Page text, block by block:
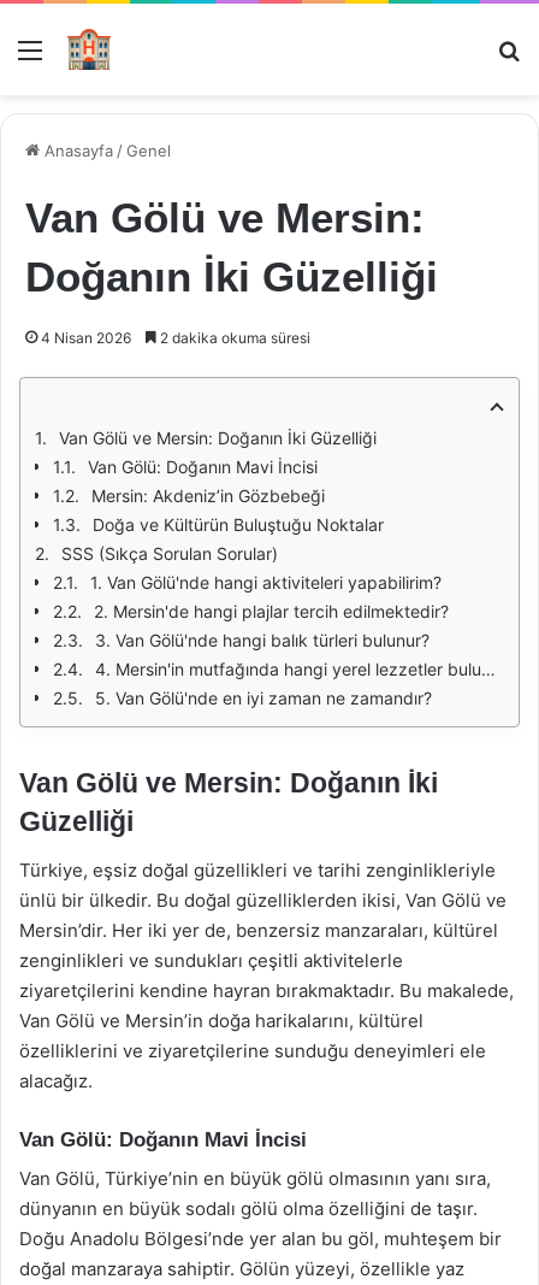
Menü
Anasayfa /Genel
Van Gölü ve Mersin:
Doğanın İki Güzelliği
4 Nisan 2026 2 dakika okuma süresi
Van Gölü ve Mersin: Doğanın İki Güzelliği
Van Gölü: Doğanın Mavi İncisi
Mersin: Akdeniz’in Gözbebeği
Doğa ve Kültürün Buluştuğu Noktalar
SSS (Sıkça Sorulan Sorular)
1. Van Gölü'nde hangi aktiviteleri yapabilirim?
2. Mersin'de hangi plajlar tercih edilmektedir?
3. Van Gölü'nde hangi balık türleri bulunur?
4. Mersin'in mutfağında hangi yerel lezzetler bulunur?
5. Van Gölü'nde en iyi zaman ne zamandır?
Van Gölü ve Mersin: Doğanın İki
Güzelliği
Türkiye, eşsiz doğal güzellikleri ve tarihi zenginlikleriyle
ünlü bir ülkedir. Bu doğal güzelliklerden ikisi, Van Gölü ve
Mersin’dir. Her iki yer de, benzersiz manzaraları, kültürel
zenginlikleri ve sundukları çeşitli aktivitelerle
ziyaretçilerini kendine hayran bırakmaktadır. Bu makalede,
Van Gölü ve Mersin’in doğa harikalarını, kültürel
özelliklerini ve ziyaretçilerine sunduğu deneyimleri ele
alacağız.
Van Gölü: Doğanın Mavi İncisi
Van Gölü, Türkiye’nin en büyük gölü olmasının yanı sıra,
dünyanın en büyük sodalı gölü olma özelliğini de taşır.
Doğu Anadolu Bölgesi’nde yer alan bu göl, muhteşem bir
doğal manzaraya sahiptir. Gölün yüzeyi, özellikle yaz